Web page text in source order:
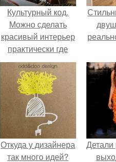
Культурный код.
Можно сделать
красивый интерьер
практически где
угодно.
Откуда у дизайнера
так много идей?